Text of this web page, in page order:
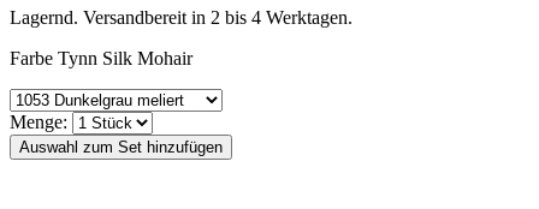
Lagernd. Versandbereit in 2 bis 4 Werktagen.
Farbe Tynn Silk Mohair
Menge: